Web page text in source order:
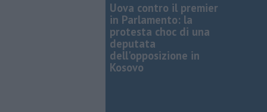
Uova contro il premier
in Parlamento: la
protesta choc di una
deputata
dell'opposizione in
Kosovo